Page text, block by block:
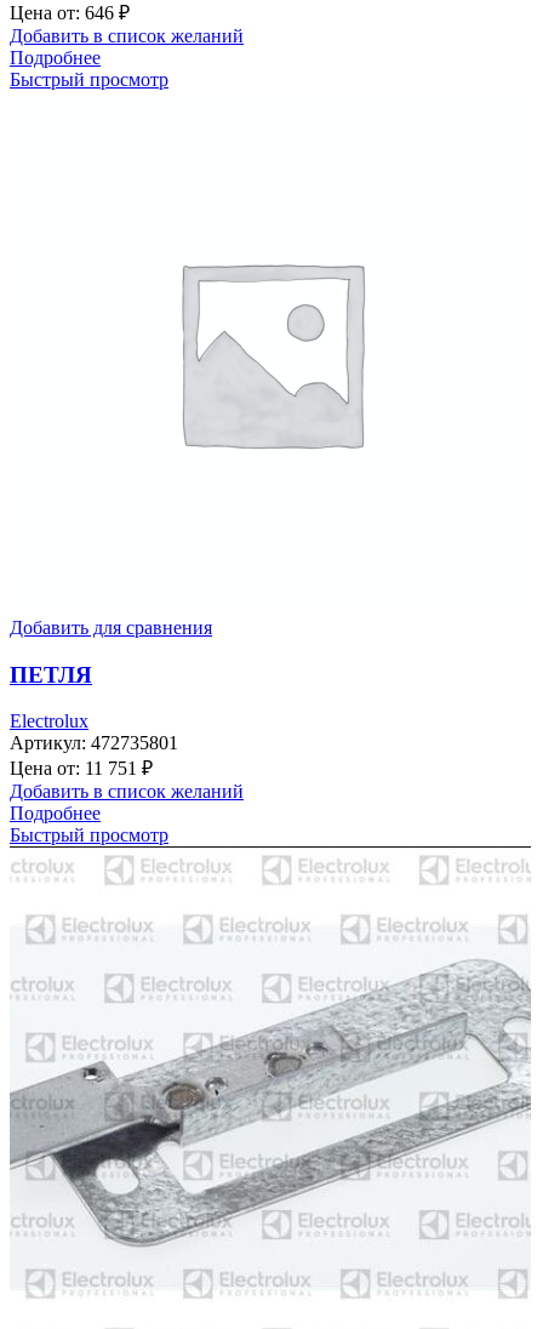
Цена от: 646 ₽
Добавить в список желаний
Подробнее
Быстрый просмотр
Добавить для сравнения
ПЕТЛЯ
Electrolux
Артикул: 472735801
Цена от: 11 751 ₽
Добавить в список желаний
Подробнее
Быстрый просмотр